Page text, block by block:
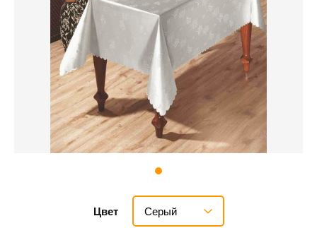
Цвет Серый